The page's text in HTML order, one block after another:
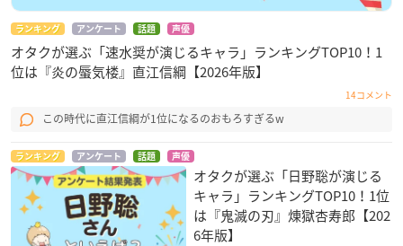
ランキング アンケート 話題 声優
オタクが選ぶ「速水奨が演じるキャラ」ランキングTOP10！1
位は『炎の蜃気楼』直江信綱【2026年版】
14コメント
この時代に直江信綱が1位になるのおもろすぎるw
ランキング アンケート 話題 声優
オタクが選ぶ「日野聡が演じる
キャラ」ランキングTOP10！1位
は『鬼滅の刃』煉󠄁獄杏寿郎【202
6年版】